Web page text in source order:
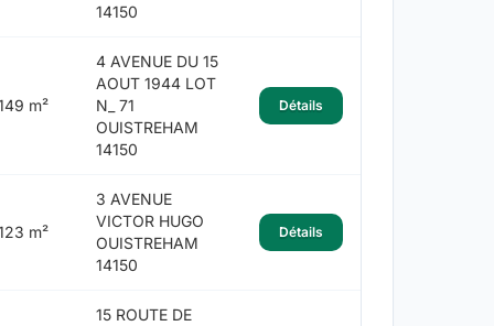
14150
m²
4 AVENUE DU 15
AOUT 1944 LOT
N_ 71
OUISTREHAM
14150
Détails
m²
3 AVENUE
VICTOR HUGO
OUISTREHAM
14150
Détails
15 ROUTE DE